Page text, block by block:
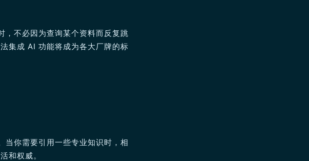
，不必因为查询某个资料而反复跳
集成 AI 功能将成为各大厂牌的标
当你需要引用一些专业知识时，相
和权威。